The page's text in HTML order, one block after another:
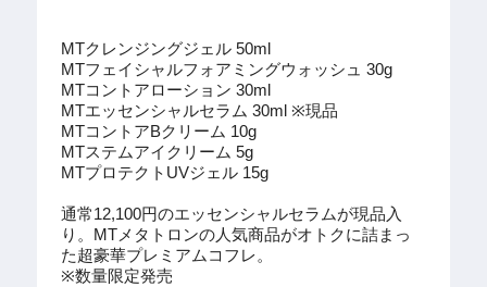
MTクレンジングジェル 50ml
MTフェイシャルフォアミングウォッシュ 30g
MTコントアローション 30ml
MTエッセンシャルセラム 30ml ※現品
MTコントアBクリーム 10g
MTステムアイクリーム 5g
MTプロテクトUVジェル 15g
通常12,100円のエッセンシャルセラムが現品入
り。MTメタトロンの人気商品がオトクに詰まっ
た超豪華プレミアムコフレ。
※数量限定発売